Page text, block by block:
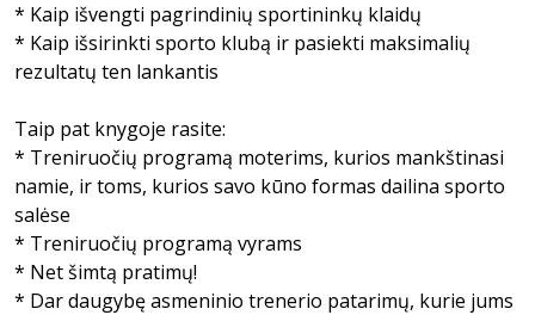
* Kaip išvengti pagrindinių sportininkų klaidų
* Kaip išsirinkti sporto klubą ir pasiekti maksimalių
rezultatų ten lankantis
Taip pat knygoje rasite:
* Treniruočių programą moterims, kurios mankštinasi
namie, ir toms, kurios savo kūno formas dailina sporto
salėse
* Treniruočių programą vyrams
* Net šimtą pratimų!
* Dar daugybę asmeninio trenerio patarimų, kurie jums